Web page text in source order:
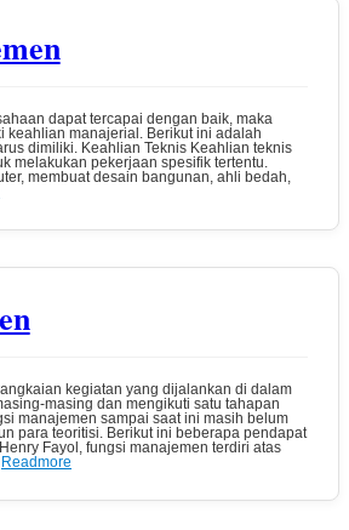
dapat tercapai dengan baik, maka
manajerial. Berikut ini adalah
dimiliki. Keahlian Teknis Keahlian teknis
melakukan pekerjaan spesifik tertentu.
membuat desain bangunan, ahli bedah,
kegiatan yang dijalankan di dalam
masing dan mengikuti satu tahapan
manajemen sampai saat ini masih belum
para teoritisi. Berikut ini beberapa pendapat
Fayol, fungsi manajemen terdiri atas
Readmore